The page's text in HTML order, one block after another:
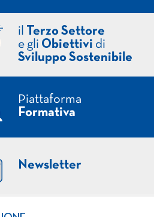
il
Terzo Settore
e gli Obiettivi di
Sviluppo Sostenibile
Piattaforma
Formativa
Newsletter